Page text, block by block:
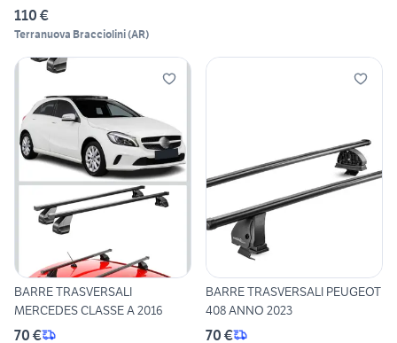
110 €
Terranuova Bracciolini(AR)
BARRE TRASVERSALI
MERCEDES CLASSE A 2016
70 €
BARRE TRASVERSALI PEUGEOT
408 ANNO 2023
70 €